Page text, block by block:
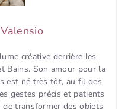
créative derrière les
Bains. Son amour pour la
est né très tôt, au fil des
gestes précis et patients
de transformer des objets